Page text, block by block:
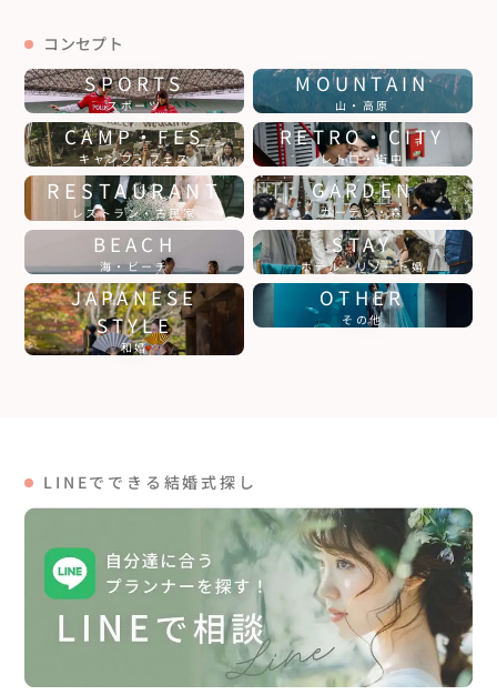
コンセプト
SPORTS
スポーツ
MOUNTAIN
山・高原
CAMP・FES
キャンプ・フェス
RETRO・CITY
レトロ・街中
RESTAURANT
レストラン・古民家
GARDEN
ガーデン・森
BEACH
海・ビーチ
STAY
ホテル・リゾート婚
JAPANESE
STYLE
和婚
OTHER
その他
LINEでできる結婚式探し